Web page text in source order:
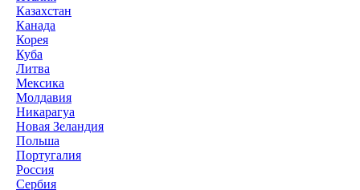
Казахстан
Канада
Корея
Куба
Литва
Мексика
Молдавия
Никарагуа
Новая Зеландия
Польша
Португалия
Россия
Сербия